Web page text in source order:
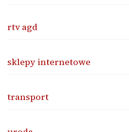
rtv agd
sklepy internetowe
transport